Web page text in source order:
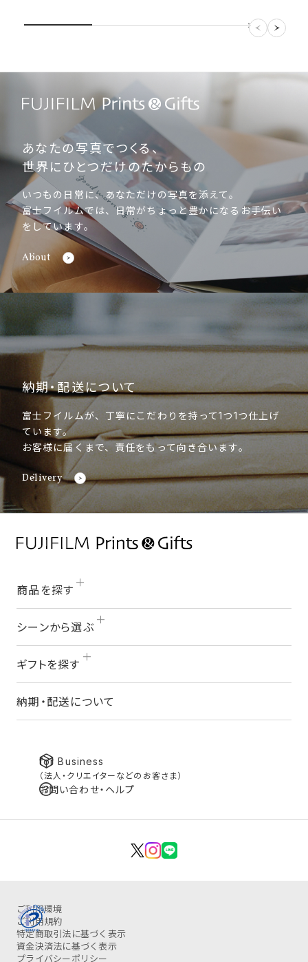
あなたの写真でつくる、
世界にひとつだけのたからもの
いつもの日常に、あなただけの写真を添えて。
富士フイルムでは、日常がちょっと豊かになるお手伝い
をしています。
About
納期・配送について
富士フイルムが、丁寧にこだわりを持って1つ1つ仕上げ
ています。
お客様に届くまで、責任をもって向き合います。
Delivery
商品を探す
シーンから選ぶ
ギフトを探す
納期・配送について
for Business
（法人・クリエイターなどのお客さま）
お問い合わせ・ヘルプ
ご利用環境
ご利用規約
特定商取引法に基づく表示
資金決済法に基づく表示
プライバシーポリシー